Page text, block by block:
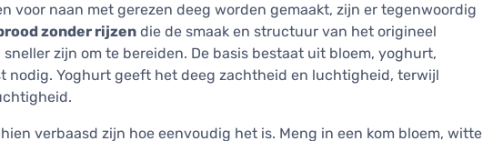
voor naan met gerezen deeg worden gemaakt, zijn er tegenwoordig
zonder rijzen die de smaak en structuur van het origineel
zijn om te bereiden. De basis bestaat uit bloem, yoghurt,
nodig. Yoghurt geeft het deeg zachtheid en luchtigheid, terwijl
verbaasd zijn hoe eenvoudig het is. Meng in een kom bloem, witte